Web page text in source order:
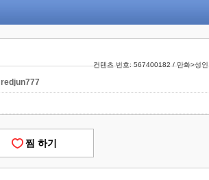
컨텐츠 번호: 567400182 / 만화>성인
redjun777
찜 하기